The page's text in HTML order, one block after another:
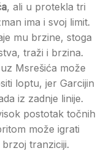
, ali u protekla tri
ima i svoj limit.
mu brzine, stoga
traži i brzina.
Msrešića može
loptu, jer Garcijin
iz zadnje linije.
postotak točnih
može igrati
tranziciji.